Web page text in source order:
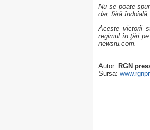
Nu se poate
dar, fără
Aceste victorii
regimul în ţări
newsru.com.
Autor: RGN
Sursa: